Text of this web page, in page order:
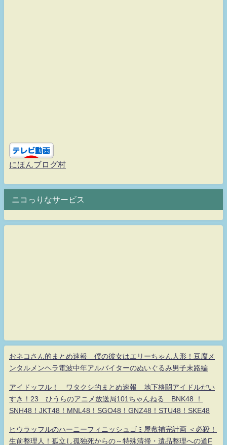
にほんブログ村
ニコっりなサービス
おネコさん的まとめ速報 僕の彼女はエリーちゃん人形！豆腐メ
ンタルメンヘラ電波中年アルバイターのぬいぐるみ男子末路編
アイドッフル！ ワタクシ的まとめ速報 地下格闘アイドルだい
すき！23 ひうらのアニメ放送局101ちゃんねる BNK48 ！
SNH48！JKT48！MNL48！SGO48！GNZ48！STU48！SKE48
ヒウラッフルのハーニーフィニッシュゴミ屋敷補完計画 ＜必殺！
生前整理人！孤立し孤独死からの～特殊清掃・遺品整理への道F